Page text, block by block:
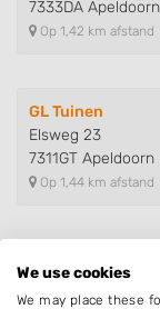
7333DA Apeldoorn
Op 1,42 km afstand
GL Tuinen
Elsweg 23
7311GT Apeldoorn
Op 1,44 km afstand
BK
We use cookies
We may place these